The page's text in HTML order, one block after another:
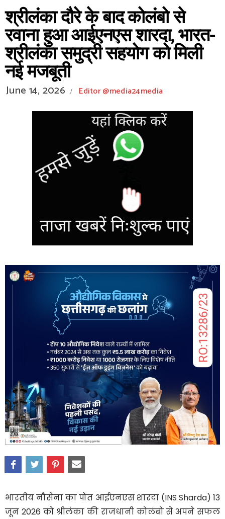
श्रीलंका दौरे के बाद कोलंबो से
रवाना हुआ आईएनएस शारदा, भारत-
श्रीलंका समुद्री सहयोग को मिली
नई मजबूती
June 14, 2026 / Editor @media24media
भारतीय नौसेना का पोत आईएनएस शारदा (INS Sharda) 13
जून 2026 को श्रीलंका की राजधानी कोलंबोसे अपने सफल